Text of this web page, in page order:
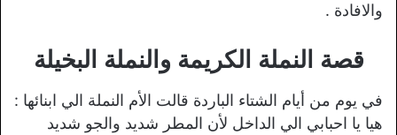
والافادة .
قصة النملة الكريمة والنملة البخيلة
في يوم من أيام الشتاء الباردة قالت الأم النملة الي ابنائها :
هيا يا احبابي الي الداخل لأن المطر شديد والجو شديد